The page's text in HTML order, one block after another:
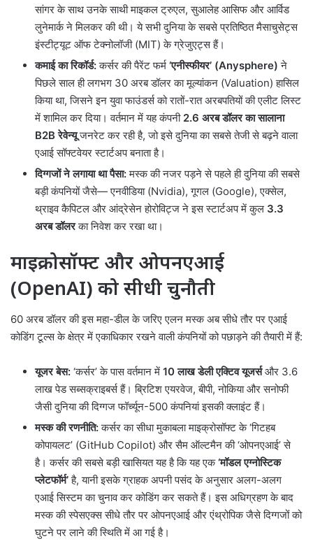
सांगर के साथ उनके साथी माइकल ट्रुएल, सुआलेह आसिफ और आर्विड
लुनेमार्क ने मिलकर की थी। ये सभी दुनिया के सबसे प्रतिष्ठित मैसाचुसेट्स
इंस्टीट्यूट ऑफ टेक्नोलॉजी (MIT) के ग्रेजुएट्स हैं।
कमाई का रिकॉर्ड:कर्सर की पैरेंट फर्म ‘एनीस्फीयर’ (Anysphere) ने
पिछले साल ही लगभग 30 अरब डॉलर का मूल्यांकन (Valuation) हासिल
किया था, जिसने इन युवा फाउंडर्स को रातों-रात अरबपतियों की एलीट लिस्ट
में शामिल कर दिया। वर्तमान में यह कंपनी 2.6 अरब डॉलर का सालाना
B2B रेवेन्यूजनरेट कर रही है, जो इसे दुनिया का सबसे तेजी से बढ़ने वाला
एआई सॉफ्टवेयर स्टार्टअप बनाता है।
दिग्गजों ने लगाया था पैसा:मस्क की नजर पड़ने से पहले ही दुनिया की सबसे
बड़ी कंपनियों जैसे— एनवीडिया (Nvidia), गूगल (Google), एक्सेल,
थ्राइव कैपिटल और आंद्रेसेन होरोविट्ज ने इस स्टार्टअप में कुल 3.3
अरब डॉलरका निवेश कर रखा था।
माइक्रोसॉफ्ट और ओपनएआई
(OpenAI) को सीधी चुनौती
60 अरब डॉलर की इस महा-डील के जरिए एलन मस्क अब सीधे तौर पर एआई
कोडिंग टूल्स के क्षेत्र में एकाधिकार रखने वाली कंपनियों को पछाड़ने की तैयारी में हैं:
यूजर बेस: ‘कर्सर’ के पास वर्तमान में 10 लाख डेली एक्टिव यूजर्सऔर 3.6
लाख पेड सब्सक्राइबर्स हैं। ब्रिटिश एयरवेज, बीपी, नोकिया और सनोफी
जैसी दुनिया की दिग्गज फॉर्च्यून-500 कंपनियां इसकी क्लाइंट हैं।
मस्क की रणनीति:कर्सर का सीधा मुकाबला माइक्रोसॉफ्ट के ‘गिटहब
कोपायलट’ (GitHub Copilot) और सैम ऑल्टमैन की ‘ओपनएआई’ से
है। कर्सर की सबसे बड़ी खासियत यह है कि यह एक‘मॉडल एग्नोस्टिक
प्लेटफॉर्म’है, यानी इसके ग्राहक अपनी पसंद के अनुसार अलग-अलग
एआई सिस्टम का चुनाव कर कोडिंग कर सकते हैं। इस अधिग्रहण के बाद
मस्क की स्पेसएक्स सीधे तौर पर ओपनएआई और एंथ्रोपिक जैसे दिग्गजों को
घुटने पर लाने की स्थिति में आ गई है।